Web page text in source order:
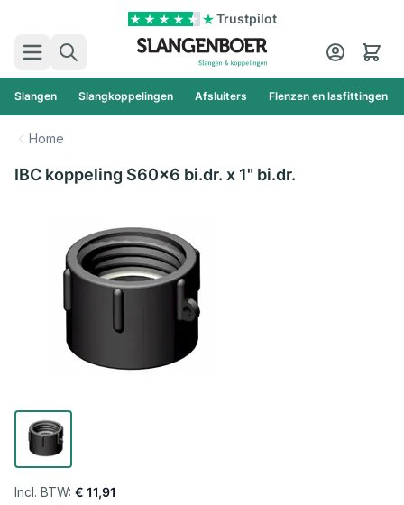
Trustpilot
Zoek
Cart
Slangen Slangkoppelingen Afsluiters Flenzen en lasfittingen
Home
IBC koppeling S60x6 bi.dr. x 1" bi.dr.
€ 11,91